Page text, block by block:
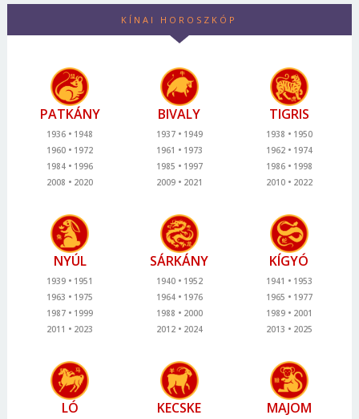
KÍNAI HOROSZKÓP
PATKÁNY
1936
1948
1960
1972
1984
1996
2008
2020
BIVALY
1937
1949
1961
1973
1985
1997
2009
2021
TIGRIS
1938
1950
1962
1974
1986
1998
2010
2022
NYÚL
1939
1951
1963
1975
1987
1999
2011
2023
SÁRKÁNY
1940
1952
1964
1976
1988
2000
2012
2024
KÍGYÓ
1941
1953
1965
1977
1989
2001
2013
2025
LÓ KECSKE MAJOM